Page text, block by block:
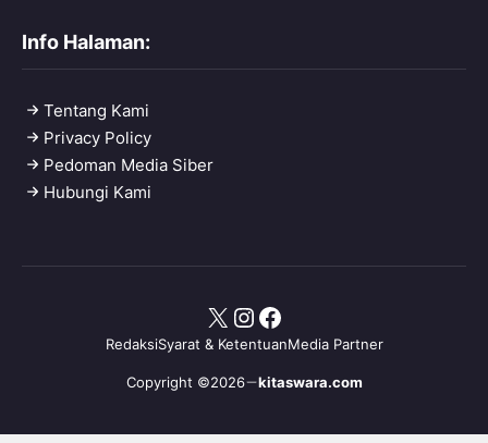
Info Halaman:
Tentang Kami
Privacy Policy
Pedoman Media Siber
Hubungi Kami
Copyright ©2026 kitaswara.com
RedaksiSyarat & KetentuanMedia Partner
X Instagram
Facebook